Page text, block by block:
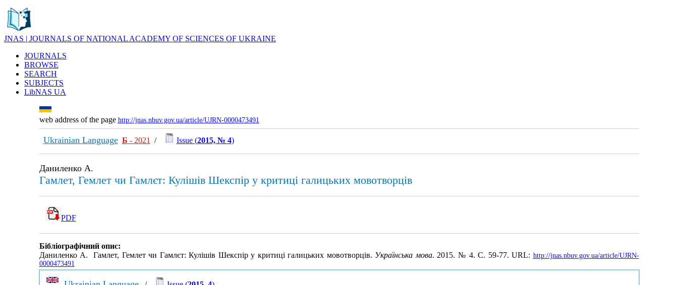
JNAS | JOURNALS OF NATIONAL ACADEMY OF SCIENCES OF UKRAINE
JOURNALS
BROWSE
SEARCH
SUBJECTS
LibNAS UA
web address of the page http://jnas.nbuv.gov.ua/article/UJRN-0000473491
Ukrainian Language Б - 2021 / Issue (2015, № 4)
Даниленко А.
Гамлет, Гемлет чи Гамлєт: Кулішів Шекспір у критиці галицьких мовотворців
PDF
Бібліографічний опис:
Даниленко А. Гамлет, Гемлет чи Гамлєт: Кулішів Шекспір у критиці галицьких мовотворців. Українська мова. 2015. № 4. С. 59-77. URL: http://jnas.nbuv.gov.ua/article/UJRN-
0000473491